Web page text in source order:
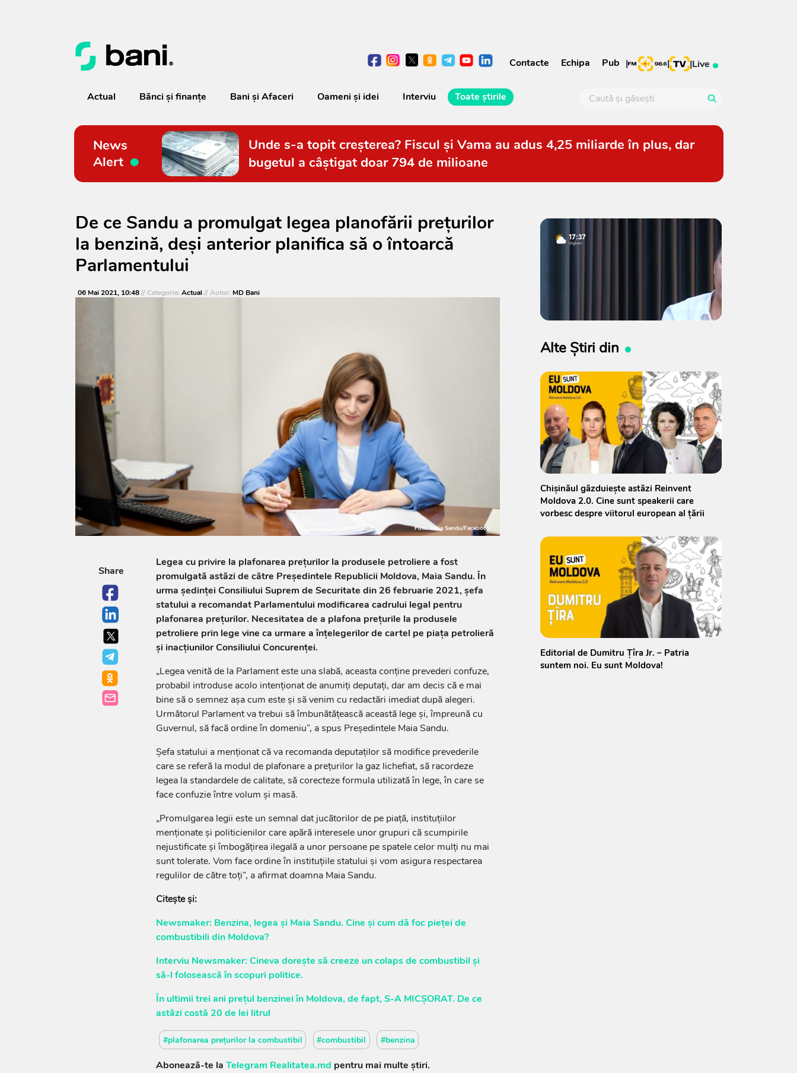
Contacte Echipa Pub | | |Live
Actual Bănci şi finanţe Bani și Afaceri Oameni şi idei Interviu Toate știrile
News
Alert
Unde s-a topit creșterea? Fiscul și Vama au adus 4,25 miliarde în plus, dar
bugetul a câștigat doar 794 de milioane
De ce Sandu a promulgat legea planofării prețurilor
la benzină, deși anterior planifica să o întoarcă
Parlamentului
06 Mai 2021, 10:48// Categoria: Actual// Autor: MD Bani
Foto: Maia Sandu/Facebook
Share
Legea cu privire la plafonarea prețurilor la produsele petroliere a fost
promulgată astăzi de către Președintele Republicii Moldova, Maia Sandu. În
urma ședinței Consiliului Suprem de Securitate din 26 februarie 2021, șefa
statului a recomandat Parlamentului modificarea cadrului legal pentru
plafonarea prețurilor. Necesitatea de a plafona prețurile la produsele
petroliere prin lege vine ca urmare a înţelegerilor de cartel pe piaţa petrolieră
şi inacțiunilor Consiliului Concurenței.
„Legea venită de la Parlament este una slabă, aceasta conține prevederi confuze,
probabil introduse acolo intenționat de anumiți deputați, dar am decis că e mai
bine să o semnez așa cum este și să venim cu redactări imediat după alegeri.
Următorul Parlament va trebui să îmbunătățească această lege și, împreună cu
Guvernul, să facă ordine în domeniu”, a spus Președintele Maia Sandu.
Șefa statului a menționat că va recomanda deputaților să modifice prevederile
care se referă la modul de plafonare a prețurilor la gaz lichefiat, să racordeze
legea la standardele de calitate, să corecteze formula utilizată în lege, în care se
face confuzie între volum și masă.
„Promulgarea legii este un semnal dat jucătorilor de pe piață, instituțiilor
menționate și politicienilor care apără interesele unor grupuri că scumpirile
nejustificate și îmbogățirea ilegală a unor persoane pe spatele celor mulți nu mai
sunt tolerate. Vom face ordine în instituțiile statului și vom asigura respectarea
regulilor de către toți”, a afirmat doamna Maia Sandu.
Citește și:
Newsmaker: Benzina, legea și Maia Sandu. Cine și cum dă foc pieței de
combustibili din Moldova?
Interviu Newsmaker: Cineva dorește să creeze un colaps de combustibil și
să-l folosească în scopuri politice.
În ultimii trei ani prețul benzinei în Moldova, de fapt, S-A MICȘORAT. De ce
astăzi costă 20 de lei litrul
#plafonarea prețurilor la combustibil #combustibil #benzina
Abonează-te la Telegram Realitatea.md pentru mai multe știri.
Alte Știri din
Chișinăul găzduiește astăzi Reinvent
Moldova 2.0. Cine sunt speakerii care
vorbesc despre viitorul european al țării
Editorial de Dumitru Țîra Jr. – Patria
suntem noi. Eu sunt Moldova!